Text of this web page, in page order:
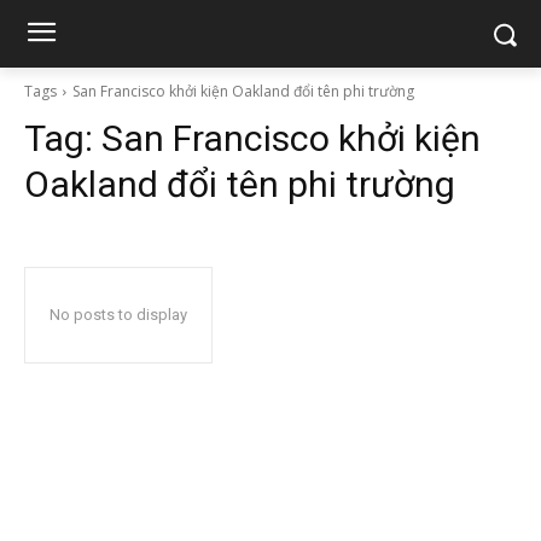
Tags San Francisco khởi kiện Oakland đổi tên phi trường
Tag: San Francisco khởi kiện
Oakland đổi tên phi trường
No posts to display